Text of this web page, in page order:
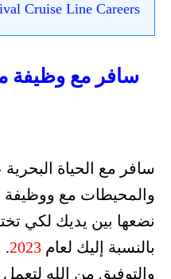
Cruise Line Careers
سافر مع وظيفة من 400
سافر مع الحياة البحرية
والمحيطات مع
نضعها بين يديك لكي
بالنسبة إليك لعام 2023
.
والتوفيق من الله